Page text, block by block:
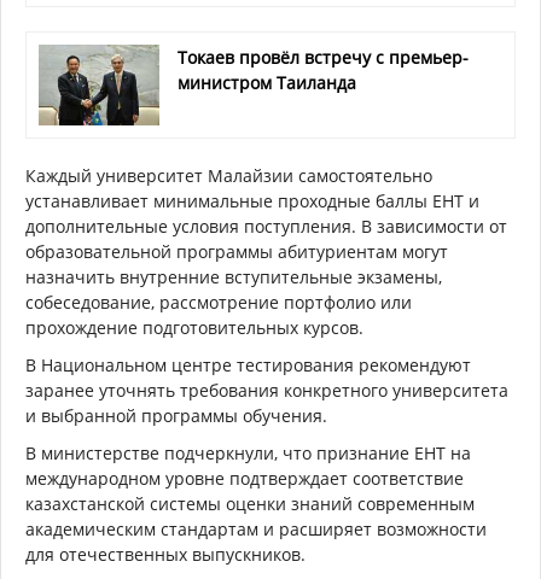
Токаев провёл встречу с премьер-
министром Таиланда
Каждый университет Малайзии самостоятельно
устанавливает минимальные проходные баллы ЕНТ и
дополнительные условия поступления. В зависимости от
образовательной программы абитуриентам могут
назначить внутренние вступительные экзамены,
собеседование, рассмотрение портфолио или
прохождение подготовительных курсов.
В Национальном центре тестирования рекомендуют
заранее уточнять требования конкретного университета
и выбранной программы обучения.
В министерстве подчеркнули, что признание ЕНТ на
международном уровне подтверждает соответствие
казахстанской системы оценки знаний современным
академическим стандартам и расширяет возможности
для отечественных выпускников.